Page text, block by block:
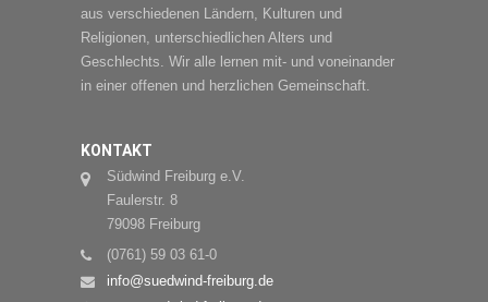
aus verschiedenen Ländern, Kulturen und
Religionen, unterschiedlichen Alters und
Geschlechts. Wir alle lernen mit- und voneinander
in einer offenen und herzlichen Gemeinschaft.
KONTAKT
Südwind Freiburg e.V.
Faulerstr. 8
79098 Freiburg
(0761) 59 03 61-0
info@suedwind-freiburg.de